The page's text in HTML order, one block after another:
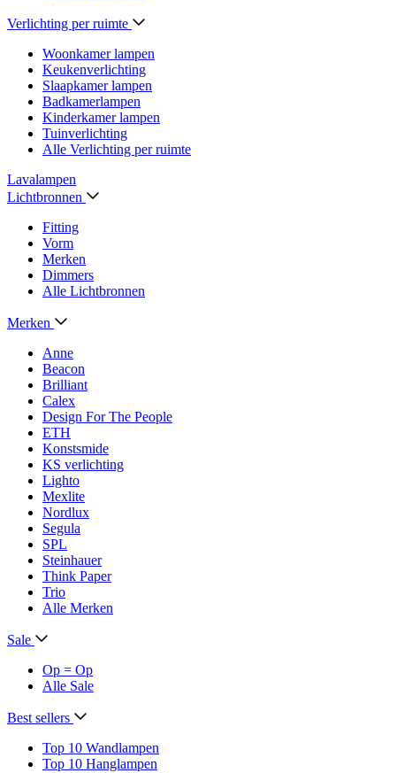
Verlichting per ruimte
Woonkamer lampen
Keukenverlichting
Slaapkamer lampen
Badkamerlampen
Kinderkamer lampen
Tuinverlichting
Alle Verlichting per ruimte
Lavalampen
Lichtbronnen
Fitting
Vorm
Merken
Dimmers
Alle Lichtbronnen
Merken
Anne
Beacon
Brilliant
Calex
Design For The People
ETH
Konstsmide
KS verlichting
Lighto
Mexlite
Nordlux
Segula
SPL
Steinhauer
Think Paper
Trio
Alle Merken
Sale
Op = Op
Alle Sale
Best sellers
Top 10 Wandlampen
Top 10 Hanglampen